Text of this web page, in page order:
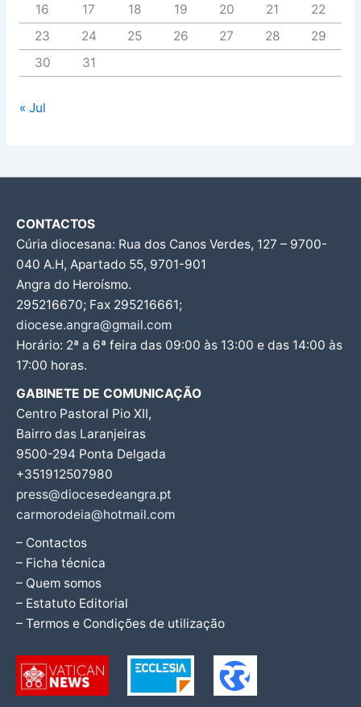
16
17 18 19 20 21
22
23
24 25 26 27 28
29
30
31
« Jul
CONTACTOS
Cúria diocesana: Rua dos Canos Verdes, 127 – 9700-
040 A.H, Apartado 55, 9701-901
Angra do Heroísmo.
295216670; Fax 295216661;
diocese.angra@gmail.com
Horário: 2ª a 6ª feira das 09:00 às 13:00 e das 14:00 às
17:00 horas.
GABINETE DE COMUNICAÇÃO
Centro Pastoral Pio XII,
Bairro das Laranjeiras
9500-294 Ponta Delgada
+351912507980
press@diocesedeangra.pt
carmorodeia@hotmail.com
– Contactos
– Ficha técnica
– Quem somos
– Estatuto Editorial
– Termos e Condições de utilização